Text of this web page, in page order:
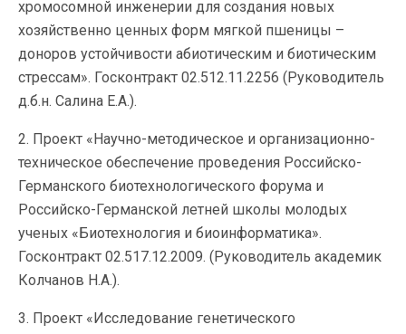
хромосомной инженерии для создания новых
хозяйственно ценных форм мягкой пшеницы –
доноров устойчивости абиотическим и биотическим
стрессам». Госконтракт 02.512.11.2256 (Руководитель
д.б.н. Салина Е.А.).
2. Проект «Научно-методическое и организационно-
техническое обеспечение проведения Российско-
Германского биотехнологического форума и
Российско-Германской летней школы молодых
ученых «Биотехнология и биоинформатика».
Госконтракт 02.517.12.2009. (Руководитель академик
Колчанов Н.А.).
3. Проект «Исследование генетического